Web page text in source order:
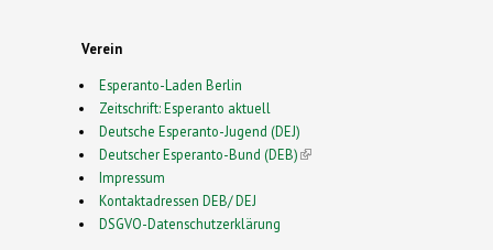
Verein
Esperanto-Laden Berlin
Zeitschrift: Esperanto aktuell
Deutsche Esperanto-Jugend (DEJ)
Deutscher Esperanto-Bund (DEB)(link is external)
Impressum
Kontaktadressen DEB/ DEJ
DSGVO-Datenschutzerklärung